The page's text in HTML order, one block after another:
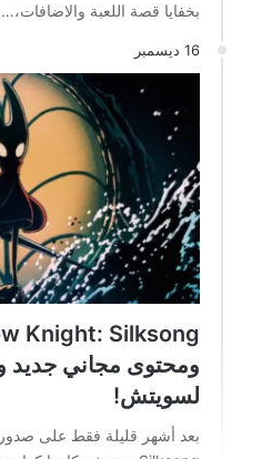
بخفايا قصة اللعبة والاضافات،…
16 ديسمبر
ومحتوى مجاني
لسويتش!